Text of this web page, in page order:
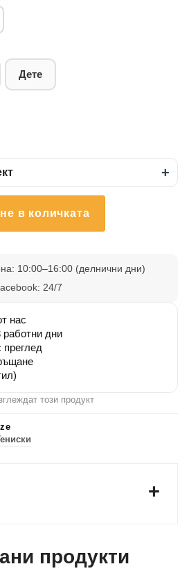
Дете
+
в количката
10:00–16:00 (делнични дни)
24/7
нас
дни
този продукт
продукти